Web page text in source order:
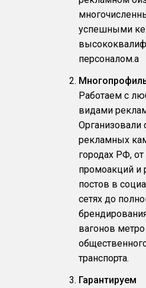
успешными
персоналом.a
Работаем с
видами
Организовали
рекламных
городах РФ, от
промоакций и
постов в
сетях до
вагонов
транспорта.
Гарантируем